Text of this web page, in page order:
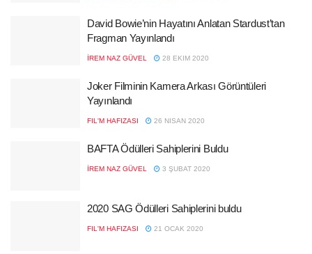
David Bowie’nin Hayatını Anlatan Stardust’tan
Fragman Yayınlandı
İREM NAZ GÜVEL 28 EKIM 2020
Joker Filminin Kamera Arkası Görüntüleri
Yayınlandı
FIL'M HAFIZASI 26 NISAN 2020
BAFTA Ödülleri Sahiplerini Buldu
İREM NAZ GÜVEL 3 ŞUBAT 2020
2020 SAG Ödülleri Sahiplerini buldu
FIL'M HAFIZASI 21 OCAK 2020